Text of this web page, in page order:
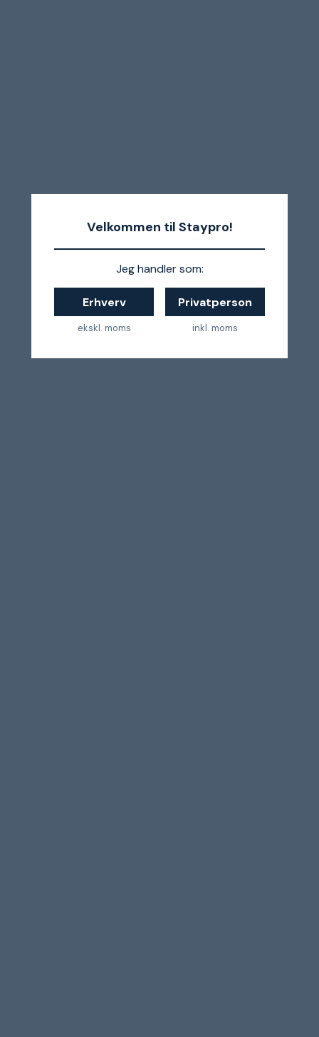
Velkommen til Staypro!
Jeg handler som:
Erhverv
ekskl. moms
Privatperson
inkl. moms